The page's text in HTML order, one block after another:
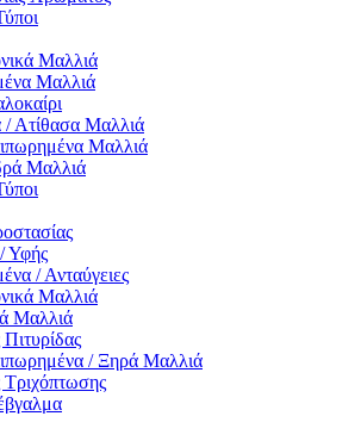
Μαλλιά
Μαλλιά
/ Ατίθασα Μαλλιά
Μαλλιά
Μαλλιά
Υφής
/ Ανταύγειες
Μαλλιά
Μαλλιά
/ Ξηρά Μαλλιά
Τριχόπτωσης